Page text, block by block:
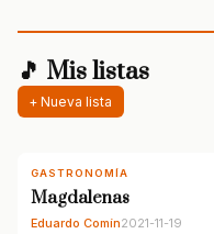
🎵 Mis listas
+ Nueva lista
GASTRONOMÍA
Magdalenas
Eduardo Comín2021-11-19